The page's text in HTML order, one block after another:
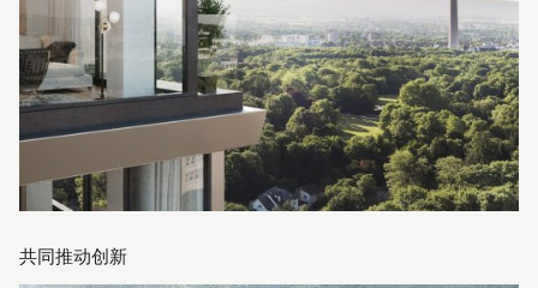
共同推动创新